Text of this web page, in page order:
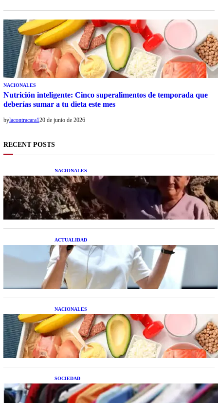
NACIONALES
Nutrición inteligente: Cinco superalimentos de temporada que
deberías sumar a tu dieta este mes
bylacontracara120 de junio de 2026
RECENT POSTS
NACIONALES
Una mujer asegura haber peleado con un
extraterrestre cuerpo a cuerpo
ACTUALIDAD
La startup creada por una salteña que busca
resolver el estrés financiero en Latinoamérica
NACIONALES
Nutrición inteligente: Cinco superalimentos de
temporada que deberías sumar a tu dieta este mes
SOCIEDAD
Las grandes marcas globales se suman a la
tendencia de la ropa de segunda mano premium